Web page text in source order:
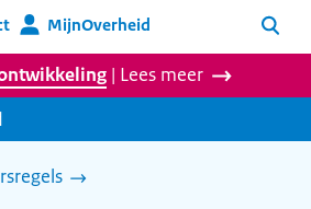
MijnOverheid Zoeken
| Lees meer